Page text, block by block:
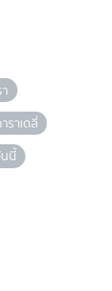
ราเดลี่
นี้